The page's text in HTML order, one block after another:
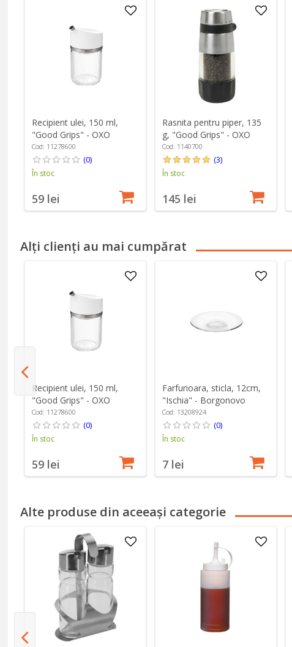
Recipient ulei, 150 ml,
"Good Grips" - OXO
Cod: 11278600
(0)
În stoc
59 lei
Rasnita pentru piper, 135
g, "Good Grips" - OXO
Cod: 1140700
(3)
În stoc
145 lei
Alți clienți au mai cumpărat
Recipient ulei, 150 ml,
"Good Grips" - OXO
Cod: 11278600
(0)
În stoc
59 lei
Farfurioara, sticla, 12cm,
"Ischia" - Borgonovo
Cod: 13208924
(0)
În stoc
7 lei
Alte produse din aceeași categorie